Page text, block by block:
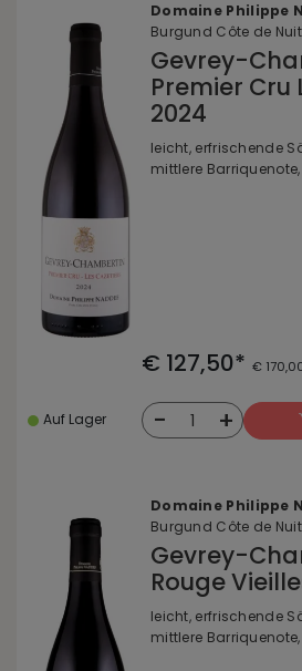
Domaine Philippe
Burgund Côte de
Gevrey-
Premier Cru
2024
leicht, erfrischende
mittlere
€ 127,50* €
Auf Lager - 1 +
Domaine Philippe
Burgund Côte de
Gevrey-
Rouge
leicht, erfrischende
mittlere